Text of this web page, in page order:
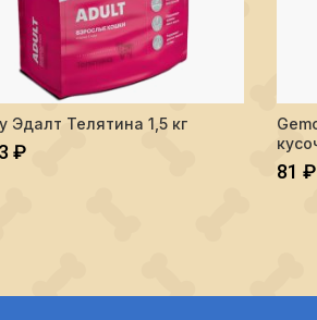
Karmy Эдалт Телятина 1,5 кг
В КОРЗИНУ
Эдалт Телятина 1,5 кг
₽
81 ₽